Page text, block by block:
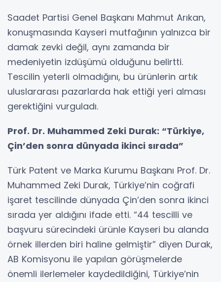
Saadet Partisi Genel Başkanı Mahmut Arıkan,
konuşmasında Kayseri mutfağının yalnızca bir
damak zevki değil, aynı zamanda bir
medeniyetin izdüşümü olduğunu belirtti.
Tescilin yeterli olmadığını, bu ürünlerin artık
uluslararası pazarlarda hak ettiği yeri alması
gerektiğini vurguladı.
Prof. Dr. Muhammed Zeki Durak: “Türkiye,
Çin’den sonra dünyada ikinci sırada”
Türk Patent ve Marka Kurumu Başkanı Prof. Dr.
Muhammed Zeki Durak, Türkiye’nin coğrafi
işaret tescilinde dünyada Çin’den sonra ikinci
sırada yer aldığını ifade etti. “44 tescilli ve
başvuru sürecindeki ürünle Kayseri bu alanda
örnek illerden biri haline gelmiştir” diyen Durak,
AB Komisyonu ile yapılan görüşmelerde
önemli ilerlemeler kaydedildiğini, Türkiye’nin